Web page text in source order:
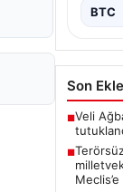
BTC
Son
■Veli
■